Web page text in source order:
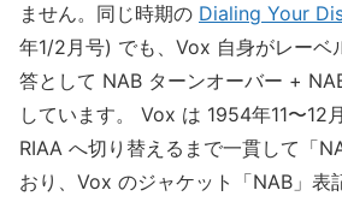
ません。同じ時期の Dialing Your
年1/2月号) でも、Vox 自身がレーベ
答として NAB ターンオーバー +
しています。 Vox は 1954年11〜12
RIAA へ切り替えるまで一貫して「
おり、Vox のジャケット「NAB」表